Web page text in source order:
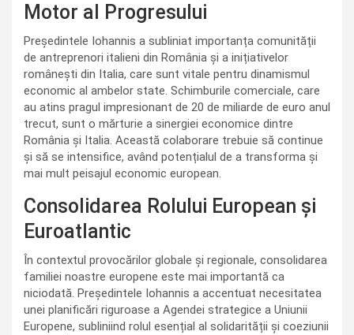
Motor al Progresului
Președintele Iohannis a subliniat importanța comunității
de antreprenori italieni din România și a inițiativelor
românești din Italia, care sunt vitale pentru dinamismul
economic al ambelor state. Schimburile comerciale, care
au atins pragul impresionant de 20 de miliarde de euro anul
trecut, sunt o mărturie a sinergiei economice dintre
România și Italia. Această colaborare trebuie să continue
și să se intensifice, având potențialul de a transforma și
mai mult peisajul economic european.
Consolidarea Rolului European și
Euroatlantic
În contextul provocărilor globale și regionale, consolidarea
familiei noastre europene este mai importantă ca
niciodată. Președintele Iohannis a accentuat necesitatea
unei planificări riguroase a Agendei strategice a Uniunii
Europene, subliniind rolul esențial al solidarității și coeziunii